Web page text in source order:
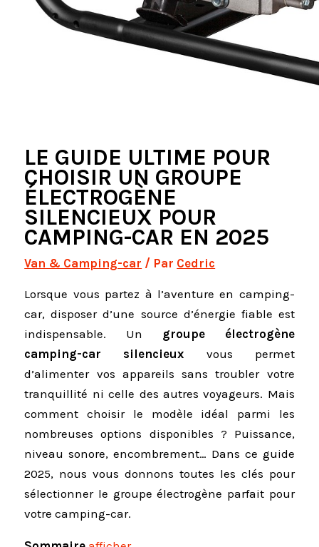
LE GUIDE ULTIME POUR
CHOISIR UN GROUPE
ÉLECTROGÈNE
SILENCIEUX POUR
CAMPING-CAR EN 2025
Van & Camping-car / Par Cedric
Lorsque vous partez à l’aventure en camping-
car, disposer d’une source d’énergie fiable est
indispensable. Un
groupe électrogène
camping-car silencieux vous permet
d’alimenter vos appareils sans troubler votre
tranquillité ni celle des autres voyageurs. Mais
comment choisir le modèle idéal parmi les
nombreuses options disponibles ? Puissance,
niveau sonore, encombrement… Dans ce guide
2025, nous vous donnons toutes les clés pour
sélectionner le groupe électrogène parfait pour
votre camping-car.